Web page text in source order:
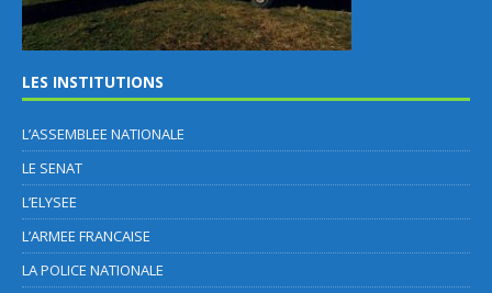
LES INSTITUTIONS
L’ASSEMBLEE NATIONALE
LE SENAT
L’ELYSEE
L’ARMEE FRANCAISE
LA POLICE NATIONALE